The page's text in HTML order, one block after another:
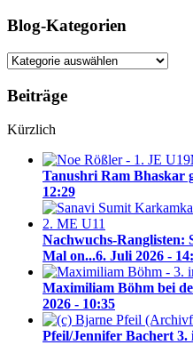
Blog-Kategorien
Blog-
Beiträge
Kürzlich
Tanushri Ram Bhaskar
12:29
Nachwuchs-Ranglisten:
Mal on...6. Juli 2026 -
Maximiliam Böhm bei
2026 - 10:35
Pfeil/Jennifer Bachert 3.